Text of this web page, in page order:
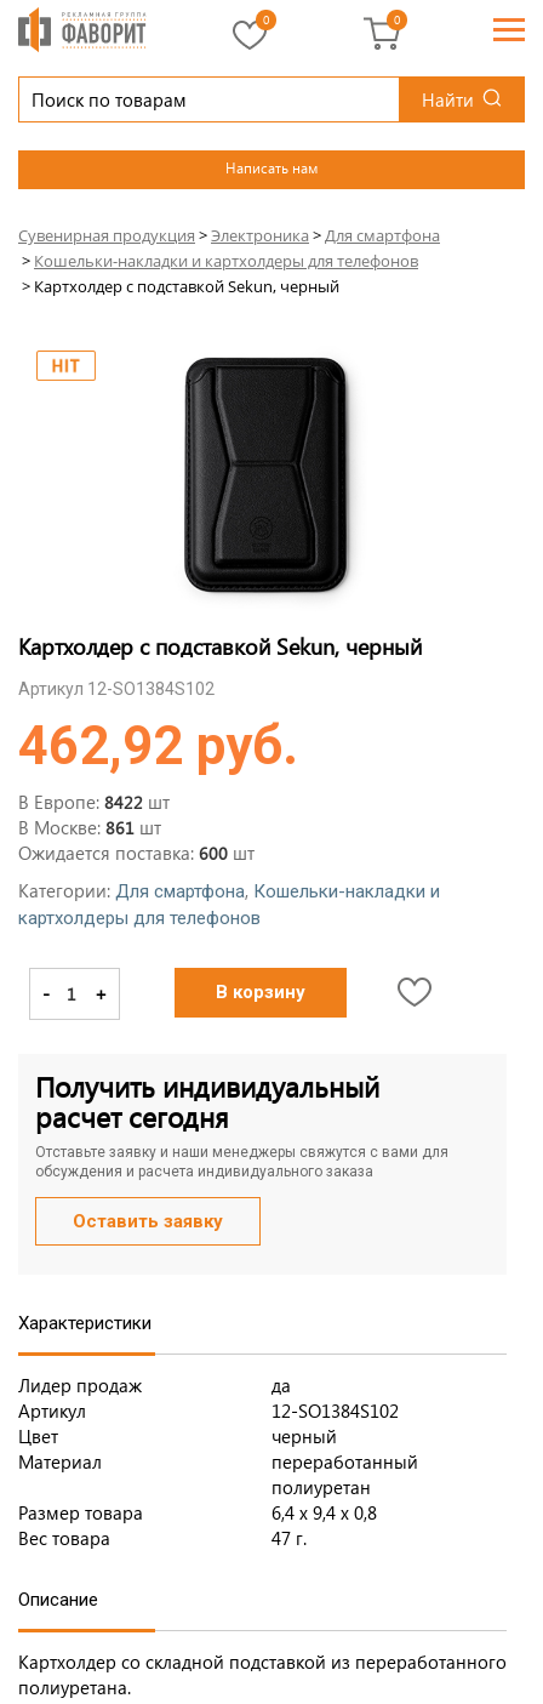
Найти
Написать нам
0 0
Сувенирная продукция >Электроника>Для смартфона
> Кошельки-накладки и картхолдеры для телефонов
> Картхолдер с подставкой Sekun, черный
Картхолдер с подставкой Sekun, черный
Артикул 12-SO1384S102
462,92 руб.
В Европе: 8422 шт
В Москве: 861 шт
Ожидается поставка: 600 шт
Категории: Для смартфона, Кошельки-накладки и
картхолдеры для телефонов
- + В корзину
Получить индивидуальный
расчет сегодня
Отставьте заявку и наши менеджеры свяжутся с вами для
обсуждения и расчета индивидуального заказа
Оставить заявку
Характеристики
Лидер продаж
да
Артикул
12-SO1384S102
Цвет
черный
Материал
переработанный
полиуретан
Размер товара
6,4 х 9,4 х 0,8
Вес товара
47 г.
Описание
Картхолдер со складной подставкой из переработанного
полиуретана.